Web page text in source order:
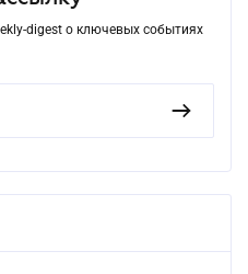
digest о ключевых событиях